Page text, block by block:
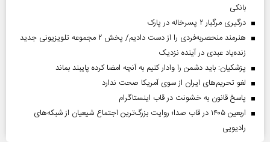
بانکی
درگیری مرگبار ۲ پسرخاله در پارک
هنرمند منحصر‌به‌فردی را از دست دادیم/ پخش ۲ مجموعه تلویزیونی جدید
زنده‌یاد عبدی در آینده نزدیک
پزشکیان: باید دشمن را وادار کنیم به آنچه امضا کرده پایبند بماند
لغو تحریم‌های ایران از سوی آمریکا صحت ندارد
پاسخ قانون به خشونت در قاب اینستاگرام
اربعین ۱۴۰۵ در قاب صدا؛ روایت بزرگ‌ترین اجتماع شیعیان از شبکه‌های
رادیویی